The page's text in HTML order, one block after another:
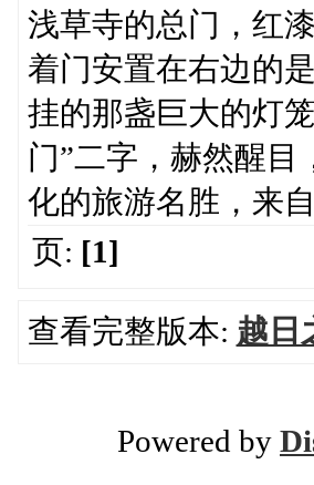
浅草寺的总门，红
着门安置在右边的
挂的那盏巨大的灯
门”二字，赫然醒
化的旅游名胜，来
页: [1]
查看完整版本: 越日
Powered by